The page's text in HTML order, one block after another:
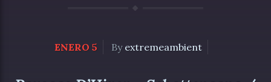
ENERO 5 By extremeambient